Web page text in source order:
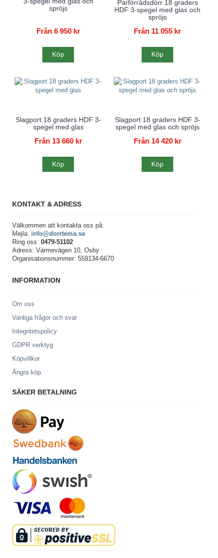
spröjs
Från 6 950 kr
Köp
Parförrådsdörr 18 graders
HDF 3-spegel med glas och
spröjs
Från 11 055 kr
Köp
Slagport 18 graders HDF 3-
spegel med glas
Från 13 660 kr
Köp
Slagport 18 graders HDF 3-
spegel med glas och spröjs
Från 14 420 kr
Köp
KONTAKT & ADRESS
Välkommen att kontakta oss på:
Mejla: info@dorrtema.se
Ring oss: 0479-51102
Adress: Värmevägen 10, Osby
Organisationsnummer: 559134-6670
INFORMATION
Om oss
Vanliga frågor och svar
Integritetspolicy
GDPR verktyg
Köpvillkor
Ångra köp
SÄKER BETALNING